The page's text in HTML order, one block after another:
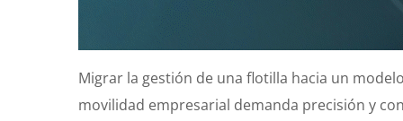
Migrar la gestión de una flotilla hacia un
movilidad empresarial demanda precisión y